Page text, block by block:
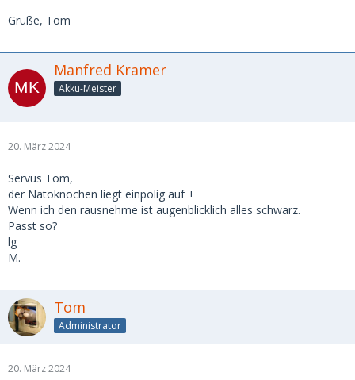
Grüße, Tom
Manfred Kramer
Akku-Meister
20. März 2024
Servus Tom,
der Natoknochen liegt einpolig auf +
Wenn ich den rausnehme ist augenblicklich alles schwarz.
Passt so?
lg
M.
Tom
Administrator
20. März 2024